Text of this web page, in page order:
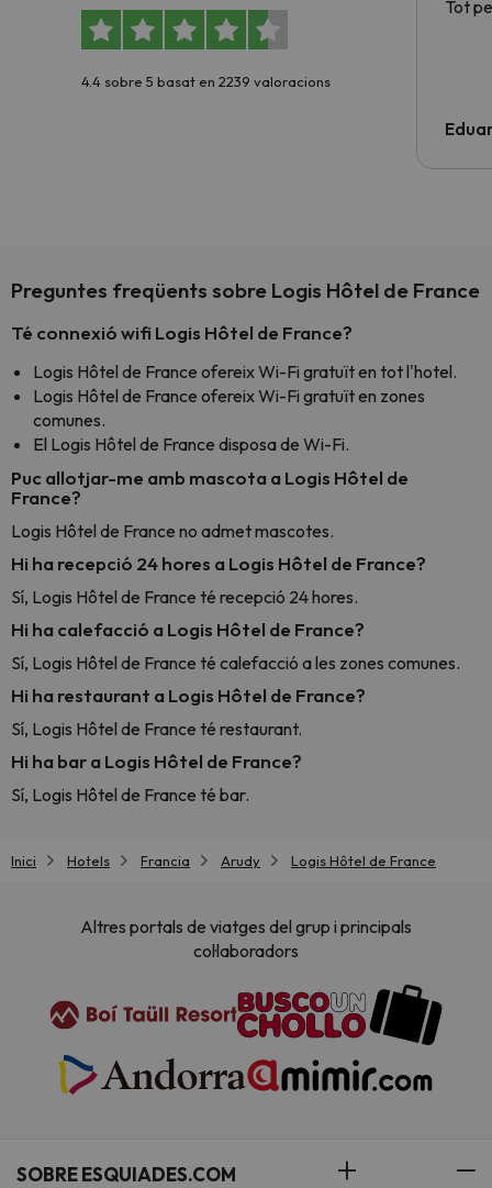
4.4 sobre 5 basat en 2239 valoracions
Tot
Preguntes freqüents sobre Logis Hôtel de France
Té connexió wifi Logis Hôtel de France?
Logis Hôtel de France ofereix Wi-Fi gratuït en tot l'hotel.
Logis Hôtel de France ofereix Wi-Fi gratuït en zones
comunes.
El Logis Hôtel de France disposa de Wi-Fi.
Puc allotjar-me amb mascota a Logis Hôtel de
France?
Logis Hôtel de France no admet mascotes.
Hi ha recepció 24 hores a Logis Hôtel de France?
Sí, Logis Hôtel de France té recepció 24 hores.
Hi ha calefacció a Logis Hôtel de France?
Sí, Logis Hôtel de France té calefacció a les zones comunes.
Hi ha restaurant a Logis Hôtel de France?
Sí, Logis Hôtel de France té restaurant.
Hi ha bar a Logis Hôtel de France?
Sí, Logis Hôtel de France té bar.
Inici Hotels Francia Arudy Logis Hôtel de France
Altres portals de viatges del grup i principals
col·laboradors
SOBRE ESQUIADES.COM